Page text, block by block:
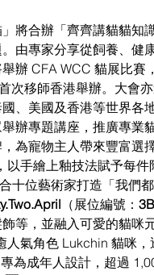
將合辦「齊齊講貓貓知
由專家分享從飼養、健
辦 CFA WCC 貓展比賽
次移師香港舉辦。大會
、美國及香港等世界各
辦專題講座，推廣專業
為寵物主人帶來豐富選
以手繪上釉技法賦予每
十位藝術家打造「我們
（展位編號：
等，並融入可愛的貓咪
人氣角色 Lukchin 貓咪
為成年人設計，超過